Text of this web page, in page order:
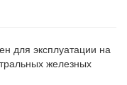
для эксплуатации на
железных